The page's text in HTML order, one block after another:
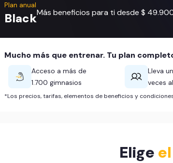
Plan anual
BlackMás beneficios para ti desde $
Mucho más que entrenar. Tu plan
Acceso a más de
1.700 gimnasios
Lleva
veces
*Los precios, tarifas, elementos de beneficios y
Elige